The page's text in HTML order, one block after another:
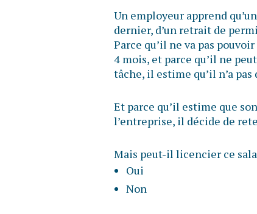
Un employeur apprend
dernier, d’un retrait de
Parce qu’il ne va pas
4 mois, et parce qu’il ne
tâche, il estime qu’il n’a
Et parce qu’il estime que
l’entreprise, il décide de
Mais peut-il licencier ce
Oui
Non